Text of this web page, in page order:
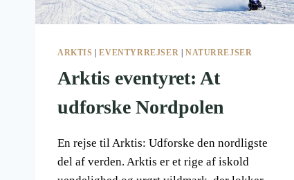
ARKTIS |EVENTYRREJSER NATURREJSER
Arktis eventyret: At
udforske Nordpolen
En rejse til Arktis: Udforske den nordligste
del af verden. Arktis er et rige af iskold